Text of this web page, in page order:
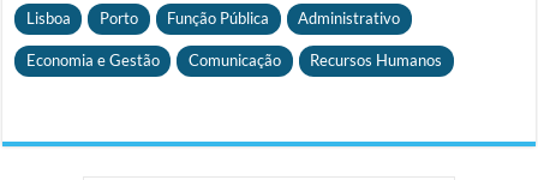
Lisboa Porto Função Pública Administrativo
Economia e Gestão Comunicação Recursos Humanos